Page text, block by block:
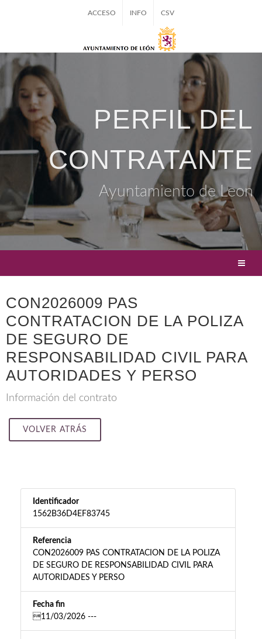
ACCESO INFO CSV
PERFIL DEL
CONTRATANTE
Ayuntamiento de Leon
CON2026009 PAS
CONTRATACION DE LA POLIZA
DE SEGURO DE
RESPONSABILIDAD CIVIL PARA
AUTORIDADES Y PERSO
Información del contrato
VOLVER ATRÁS
Identificador
1562B36D4EF83745
Referencia
CON2026009 PAS CONTRATACION DE LA POLIZA
DE SEGURO DE RESPONSABILIDAD CIVIL PARA
AUTORIDADES Y PERSO
Fecha fin
11/03/2026 ---